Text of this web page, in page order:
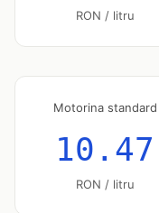
RON / litru
Motorina standard
10.47
RON / litru